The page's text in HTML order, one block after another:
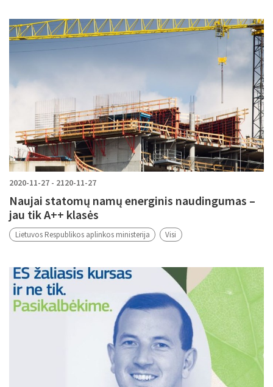
2020-11-27 - 2120-11-27
Naujai statomų namų energinis naudingumas –
jau tik A++ klasės
Lietuvos Respublikos aplinkos ministerija Visi